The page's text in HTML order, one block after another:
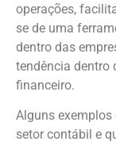
operações,
se de uma
dentro das
tendência dentro
financeiro.
Alguns
setor contábil e